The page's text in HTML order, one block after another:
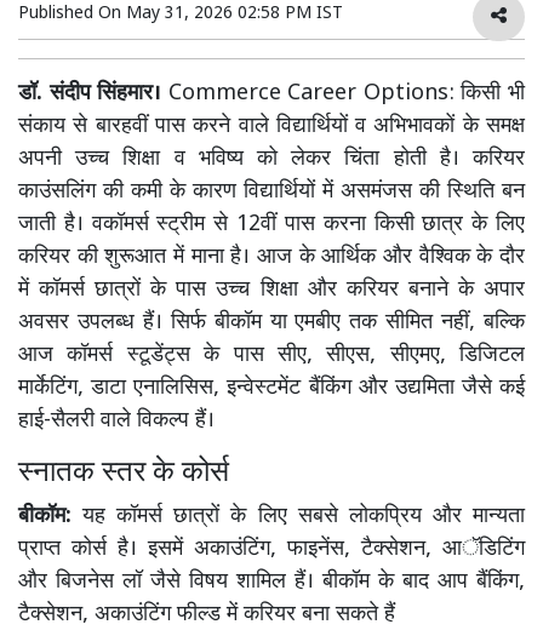
Published On May 31, 2026 02:58 PM IST
डॉ. संदीप सिंहमार। Commerce Career Options: किसी भी
संकाय से बारहवीं पास करने वाले विद्यार्थियों व अभिभावकों के समक्ष
अपनी उच्च शिक्षा व भविष्य को लेकर चिंता होती है। करियर
काउंसलिंग की कमी के कारण विद्यार्थियों में असमंजस की स्थिति बन
जाती है। वकॉमर्स स्ट्रीम से 12वीं पास करना किसी छात्र के लिए
करियर की शुरूआत में माना है। आज के आर्थिक और वैश्विक के दौर
में कॉमर्स छात्रों के पास उच्च शिक्षा और करियर बनाने के अपार
अवसर उपलब्ध हैं। सिर्फ बीकॉम या एमबीए तक सीमित नहीं, बल्कि
आज कॉमर्स स्टूडेंट्स के पास सीए, सीएस, सीएमए, डिजिटल
मार्केटिंग, डाटा एनालिसिस, इन्वेस्टमेंट बैंकिंग और उद्यमिता जैसे कई
हाई-सैलरी वाले विकल्प हैं।
स्नातक स्तर के कोर्स
बीकॉम:यह कॉमर्स छात्रों के लिए सबसे लोकप्रिय और मान्यता
प्राप्त कोर्स है। इसमें अकाउंटिंग, फाइनेंस, टैक्सेशन, आॅडिटिंग
और बिजनेस लॉ जैसे विषय शामिल हैं। बीकॉम के बाद आप बैंकिंग,
टैक्सेशन, अकाउंटिंग फील्ड में करियर बना सकते हैं